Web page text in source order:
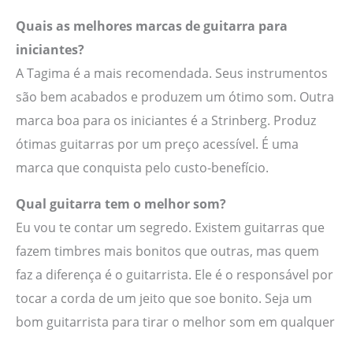
Quais as melhores marcas de guitarra para
iniciantes?
A Tagima é a mais recomendada. Seus instrumentos
são bem acabados e produzem um ótimo som. Outra
marca boa para os iniciantes é a Strinberg. Produz
ótimas guitarras por um preço acessível. É uma
marca que conquista pelo custo-benefício.
Qual guitarra tem o melhor som?
Eu vou te contar um segredo. Existem guitarras que
fazem timbres mais bonitos que outras, mas quem
faz a diferença é o guitarrista. Ele é o responsável por
tocar a corda de um jeito que soe bonito. Seja um
bom guitarrista para tirar o melhor som em qualquer